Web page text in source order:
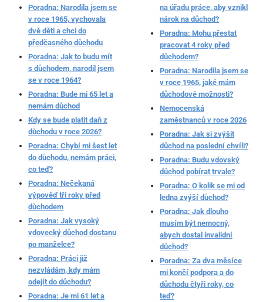
Poradna: Narodila jsem se
v roce 1965, vychovala
dvě děti a chci do
předčasného důchodu
Poradna: Jak to budu mít
s důchodem, narodil jsem
se v roce 1964?
Poradna: Bude mi 65 let a
nemám důchod
Kdy se bude platit daň z
důchodu v roce 2026?
Poradna: Chybí mi šest let
do důchodu, nemám práci,
co teď?
Poradna: Nečekaná
výpověď tři roky před
důchodem
Poradna: Jak vysoký
vdovecký důchod dostanu
po manželce?
Poradna: Práci již
nezvládám, kdy mám
odejít do důchodu?
Poradna: Je mi 61 let a
na úřadu práce, aby vznikl
nárok na důchod?
Poradna: Mohu přestat
pracovat 4 roky před
důchodem?
Poradna: Narodila jsem se
v roce 1965, jaké mám
důchodové možnosti?
Nemocenská
zaměstnanců v roce 2026
Poradna: Jak si zvýšit
důchod na poslední chvíli?
Poradna: Budu vdovský
důchod pobírat trvale?
Poradna: O kolik se mi od
ledna zvýší důchod?
Poradna: Jak dlouho
musím být nemocný,
abych dostal invalidní
důchod?
Poradna: Za dva měsíce
mi končí podpora a do
důchodu čtyři roky, co
teď?